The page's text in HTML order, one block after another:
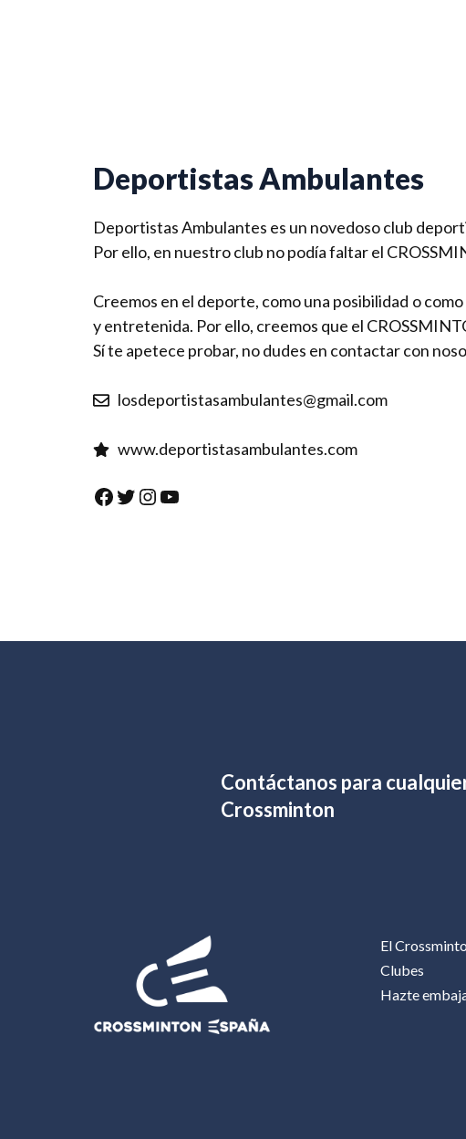
Deportistas Ambulantes
Deportistas Ambulantes es un novedoso club
Por ello, en nuestro club no podía faltar el
Creemos en el deporte, como una posibilidad o
y entretenida. Por ello, creemos que el
Sí te apetece probar, no dudes en contactar con
losdeportistasambulantes@gmail.com
www.deportistasambulantes.com
Facebook
Twitter
Instagram
YouTube
Contáctanos para
Crossminton
El
Clubes
Hazte